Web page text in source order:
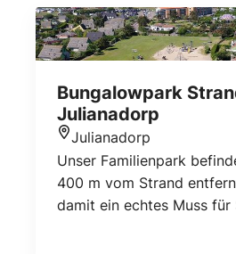
Bungalowpark
Julianadorp
Julianadorp
Unser Familienpark
400 m vom Strand
damit ein echtes Muss für